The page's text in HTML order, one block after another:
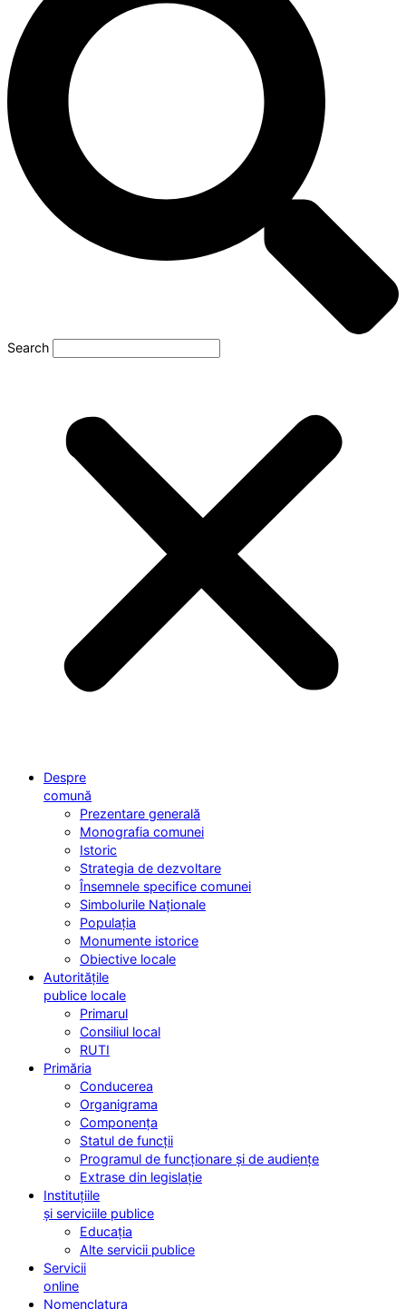
Search
Despre
comună
Prezentare generală
Monografia comunei
Istoric
Strategia de dezvoltare
Însemnele specifice comunei
Simbolurile Naționale
Populația
Monumente istorice
Obiective locale
Autoritățile
publice locale
Primarul
Consiliul local
RUTI
Primăria
Conducerea
Organigrama
Componența
Statul de funcții
Programul de funcționare și de audiențe
Extrase din legislație
Instituțiile
și serviciile publice
Educația
Alte servicii publice
Servicii
online
Nomenclatura